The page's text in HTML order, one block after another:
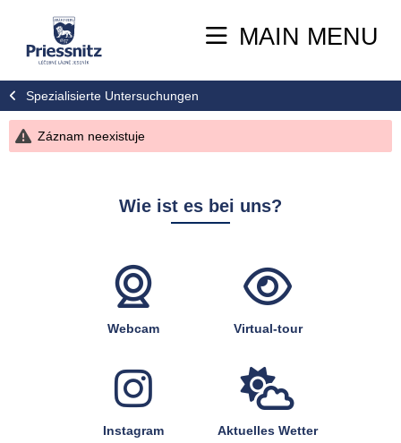
MAIN MENU
Spezialisierte Untersuchungen
Záznam neexistuje
Wie ist es bei uns?
Webcam Virtual-tour
Instagram Aktuelles Wetter